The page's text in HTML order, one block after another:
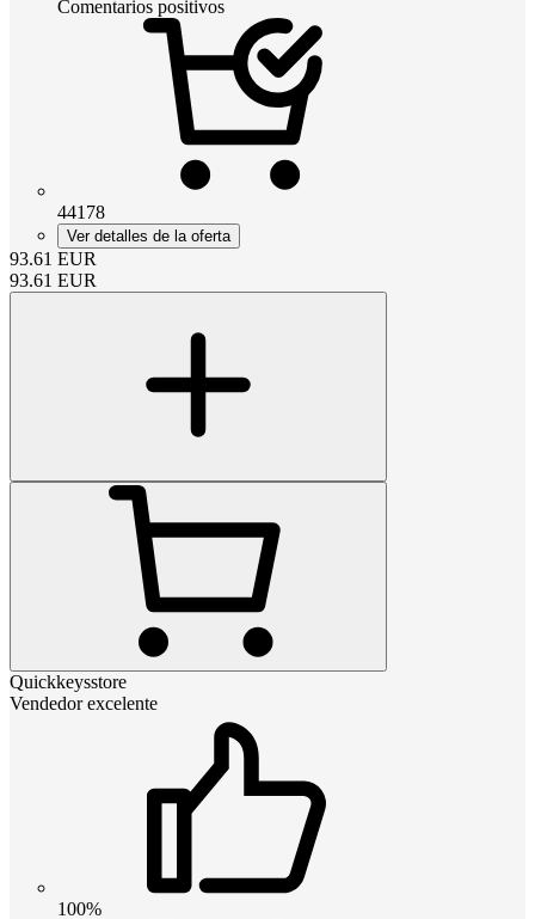
Comentarios positivos
44178
Ver detalles de la oferta
93.61 EUR
93.61 EUR
Quickkeysstore
Vendedor excelente
100%